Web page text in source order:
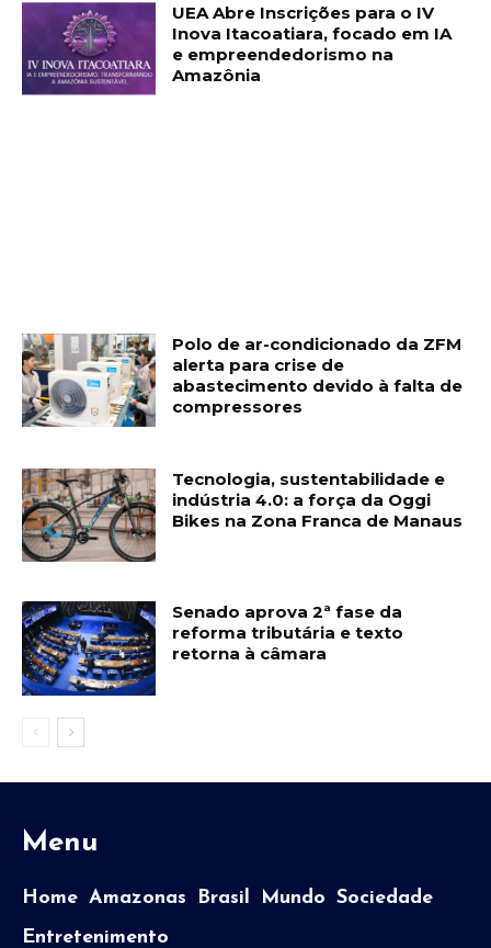
UEA Abre Inscrições para o IV
Inova Itacoatiara, focado em IA
e empreendedorismo na
Amazônia
Polo de ar-condicionado da ZFM
alerta para crise de
abastecimento devido à falta de
compressores
Tecnologia, sustentabilidade e
indústria 4.0: a força da Oggi
Bikes na Zona Franca de Manaus
Senado aprova 2ª fase da
reforma tributária e texto
retorna à câmara
Menu
Home Amazonas Brasil Mundo Sociedade
Entretenimento